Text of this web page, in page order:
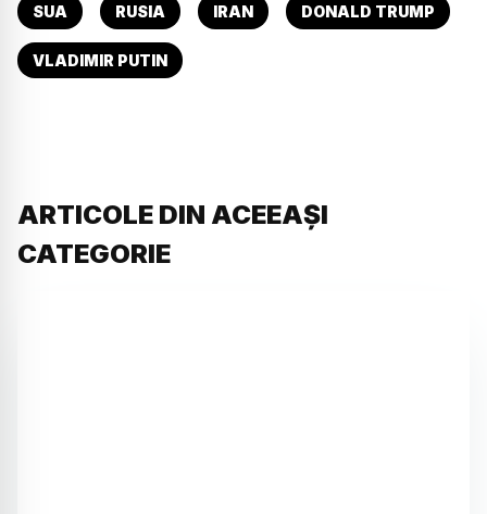
SUA RUSIA IRAN DONALD TRUMP
VLADIMIR PUTIN
ARTICOLE DIN ACEEAȘI
CATEGORIE